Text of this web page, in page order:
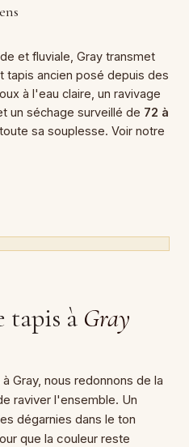
et fluviale, Gray transmet
tapis ancien posé depuis des
à l'eau claire, un ravivage
un séchage surveillé de 72 à
sa souplesse. Voir notre
tapis à Gray
Gray, nous redonnons de la
raviver l'ensemble. Un
dégarnies dans le ton
que la couleur reste